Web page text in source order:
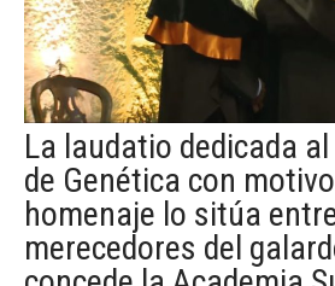
La laudatio dedicada
de Genética con
homenaje lo sitúa
merecedores del